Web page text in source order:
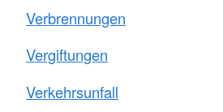
Verbrennungen
Vergiftungen
Verkehrsunfall